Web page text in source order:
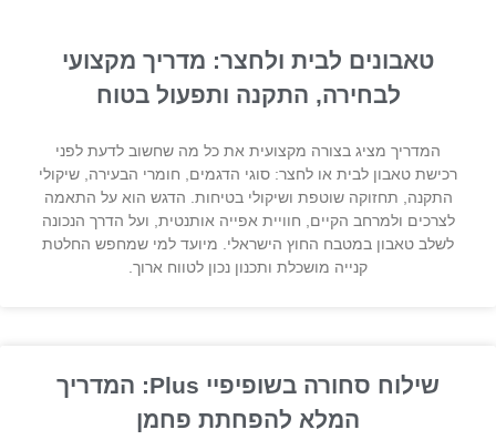
טאבונים לבית ולחצר: מדריך מקצועי
לבחירה, התקנה ותפעול בטוח
המדריך מציג בצורה מקצועית את כל מה שחשוב לדעת לפני
רכישת טאבון לבית או לחצר: סוגי הדגמים, חומרי הבעירה, שיקולי
התקנה, תחזוקה שוטפת ושיקולי בטיחות. הדגש הוא על התאמה
לצרכים ולמרחב הקיים, חוויית אפייה אותנטית, ועל הדרך הנכונה
לשלב טאבון במטבח החוץ הישראלי. מיועד למי שמחפש החלטת
קנייה מושכלת ותכנון נכון לטווח ארוך.
שילוח סחורה בשופיפיי Plus: המדריך
המלא להפחתת פחמן